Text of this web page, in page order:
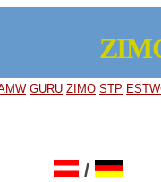
GURU ZIMO STP
/